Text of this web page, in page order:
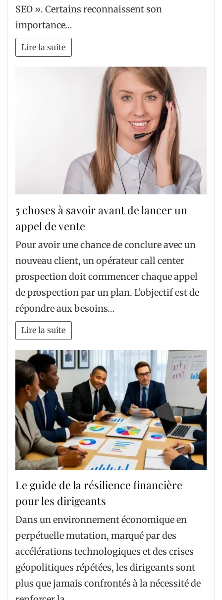
SEO ». Certains reconnaissent son
importance…
Lire la suite
5 choses à savoir avant de lancer un
appel de vente
Pour avoir une chance de conclure avec un
nouveau client, un opérateur call center
prospection doit commencer chaque appel
de prospection par un plan. L’objectif est de
répondre aux besoins…
Lire la suite
Le guide de la résilience financière
pour les dirigeants
Dans un environnement économique en
perpétuelle mutation, marqué par des
accélérations technologiques et des crises
géopolitiques répétées, les dirigeants sont
plus que jamais confrontés à la nécessité de